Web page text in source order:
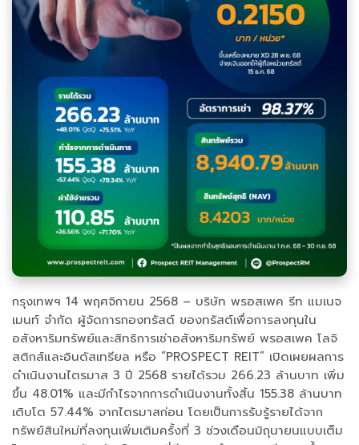
กรุงเทพฯ 14 พฤศจิกายน 2568 – บริษัท พรอสเพค รีท แมเนจ
เมนท์ จำกัด ผู้จัดการกองทรัสต์ ของทรัสต์เพื่อการลงทุนใน
อสังหาริมทรัพย์และสิทธิการเช่าอสังหาริมทรัพย์ พรอสเพค โลจิ
สติกส์และอินดัสเทรียล หรือ “PROSPECT REIT” เปิดเผยผลการ
ดำเนินงานไตรมาส 3 ปี 2568 รายได้รวม 266.23 ล้านบาท เพิ่ม
ขึ้น 48.01% และมีกำไรจากการดำเนินงานทั้งสิ้น 155.38 ล้านบาท
เติบโต 57.44% จากไตรมาสก่อน โดยเป็นการรับรู้รายได้จาก
ทรัพย์สินใหม่ที่ลงทุนเพิ่มเติมครั้งที่ 3 ช่วงเดือนมิถุนายนแบบเต็ม